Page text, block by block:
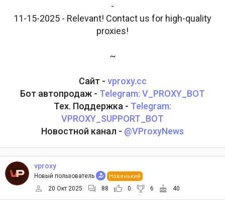
-
11-15-2025 - Relevant! Contact us for high-quality
proxies!
~
Сайт - vproxy.cc
Бот автопродаж - Telegram: V_PROXY_BOT
Тех. Поддержка - Telegram:
VPROXY_SUPPORT_BOT
Новостной канал - @VProxyNews
vproxy
Новый пользователь Новенький
20 Окт 2025 88 0 6 40